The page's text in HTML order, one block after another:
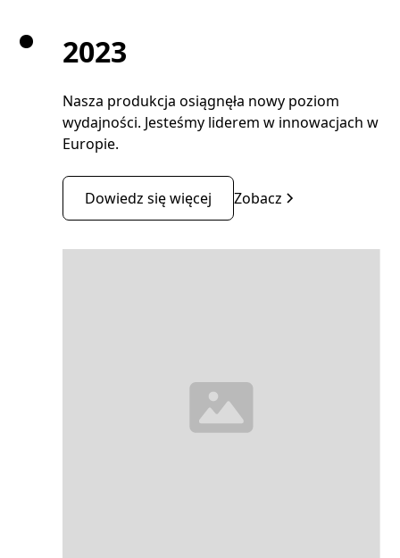
2023
Nasza produkcja osiągnęła nowy poziom
wydajności. Jesteśmy liderem w innowacjach w
Europie.
Dowiedz się więcej Zobacz